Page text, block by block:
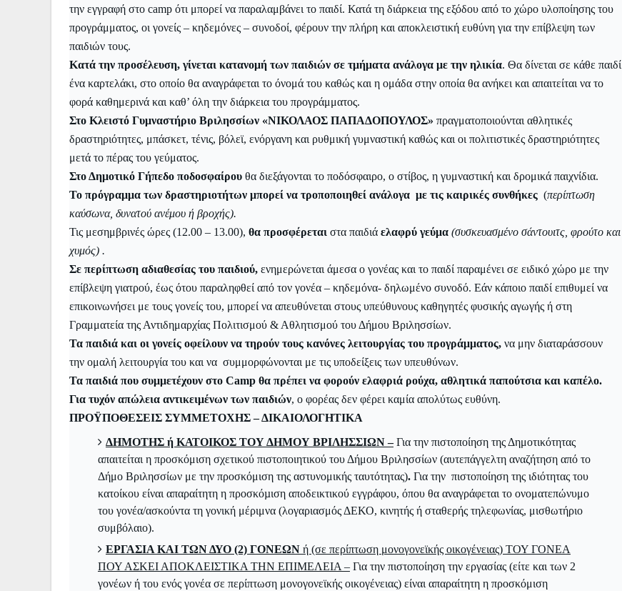
την εγγραφή στο camp ότι μπορεί να παραλαμβάνει το παιδί. Κατά τη διάρκεια της εξόδου από το χώρο υλοποίησης του
προγράμματος, οι γονείς – κηδεμόνες – συνοδοί, φέρουν την πλήρη και αποκλειστική ευθύνη για την επίβλεψη των
παιδιών τους.
Κατά την προσέλευση, γίνεται κατανομή των παιδιών σε τμήματα ανάλογα με την ηλικία. Θα δίνεται σε κάθε παιδί
ένα καρτελάκι, στο οποίο θα αναγράφεται το όνομά του καθώς και η ομάδα στην οποία θα ανήκει και απαιτείται να το
φορά καθημερινά και καθ’ όλη την διάρκεια του προγράμματος.
Στο Κλειστό Γυμναστήριο Βριλησσίων «ΝΙΚΟΛΑΟΣ ΠΑΠΑΔΟΠΟΥΛΟΣ» πραγματοποιούνται αθλητικές
δραστηριότητες, μπάσκετ, τένις, βόλεϊ, ενόργανη και ρυθμική γυμναστική καθώς και οι πολιτιστικές δραστηριότητες
μετά το πέρας του γεύματος.
Στο Δημοτικό Γήπεδο ποδοσφαίρου θα διεξάγονται το ποδόσφαιρο, ο στίβος, η γυμναστική και δρομικά παιχνίδια.
Το πρόγραμμα των δραστηριοτήτων μπορεί να τροποποιηθεί ανάλογα με τις καιρικές συνθήκες (περίπτωση
καύσωνα, δυνατού ανέμου ή βροχής).
Τις μεσημβρινές ώρες (12.00 – 13.00), θα προσφέρεται στα παιδιά ελαφρύ γεύμα (συσκευασμένο σάντουιτς, φρούτο και
χυμός) .
Σε περίπτωση αδιαθεσίας του παιδιού, ενημερώνεται άμεσα ο γονέας και το παιδί παραμένει σε ειδικό χώρο με την
επίβλεψη γιατρού, έως ότου παραληφθεί από τον γονέα – κηδεμόνα- δηλωμένο συνοδό. Εάν κάποιο παιδί επιθυμεί να
επικοινωνήσει με τους γονείς του, μπορεί να απευθύνεται στους υπεύθυνους καθηγητές φυσικής αγωγής ή στη
Γραμματεία της Αντιδημαρχίας Πολιτισμού & Αθλητισμού του Δήμου Βριλησσίων.
Τα παιδιά και οι γονείς οφείλουν να τηρούν τους κανόνες λειτουργίας του προγράμματος, να μην διαταράσσουν
την ομαλή λειτουργία του και να συμμορφώνονται με τις υποδείξεις των υπευθύνων.
Τα παιδιά που συμμετέχουν στο Camp θα πρέπει να φορούν ελαφριά ρούχα, αθλητικά παπούτσια και καπέλο.
Για τυχόν απώλεια αντικειμένων των παιδιών, ο φορέας δεν φέρει καμία απολύτως ευθύνη.
ΠΡΟΫΠΟΘΕΣΕΙΣ ΣΥΜΜΕΤΟΧΗΣ – ΔΙΚΑΙΟΛΟΓΗΤΙΚΑ
ΔΗΜΟΤΗΣ ή ΚΑΤΟΙΚΟΣ ΤΟΥ ΔΗΜΟΥ ΒΡΙΛΗΣΣΙΩΝ –Για την πιστοποίηση της Δημοτικότητας
απαιτείται η προσκόμιση σχετικού πιστοποιητικού του Δήμου Βριλησσίων (αυτεπάγγελτη αναζήτηση από το
Δήμο Βριλησσίων με την προσκόμιση της αστυνομικής ταυτότητας). Για την πιστοποίηση της ιδιότητας του
κατοίκου είναι απαραίτητη η προσκόµιση αποδεικτικού εγγράφου, όπου θα αναγράφεται το ονοματεπώνυμο
του γονέα/ασκούντα τη γονική μέριμνα (λογαριασμός ΔΕΚΟ, κινητής ή σταθερής τηλεφωνίας, μισθωτήριο
συμβόλαιο).
ΕΡΓΑΣΙΑ ΚΑΙ ΤΩΝ ΔΥΟ (2) ΓΟΝΕΩΝ ή (σε περίπτωση μονογονεϊκής οικογένειας) ΤΟΥ ΓΟΝΕΑ
ΠΟΥ ΑΣΚΕΙ ΑΠΟΚΛΕΙΣΤΙΚΑ ΤΗΝ ΕΠΙΜΕΛΕΙΑ – Για την πιστοποίηση την εργασίας (είτε και των 2
γονέων ή του ενός γονέα σε περίπτωση μονογονεϊκής οικογένειας) είναι απαραίτητη η προσκόμιση